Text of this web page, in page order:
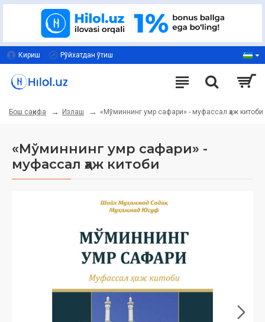
Кириш Рўйхатдан ўтиш
Бош саҳифа Излаш «Мўминнинг умр сафари» - муфассал ҳаж китоби
«Мўминнинг умр сафари» -
муфассал ҳаж китоби